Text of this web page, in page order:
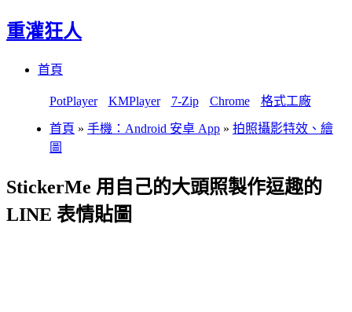
重灌狂人
首頁
PotPlayer KMPlayer 7-Zip Chrome 格式工廠
首頁 » 手機：Android 安卓 App » 拍照攝影特效、繪
圖
StickerMe 用自己的大頭照製作逗趣的
LINE 表情貼圖